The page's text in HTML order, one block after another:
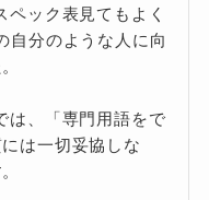
ペック表見てもよく
分のような人に向
は、「専門用語をで
は一切妥協しな